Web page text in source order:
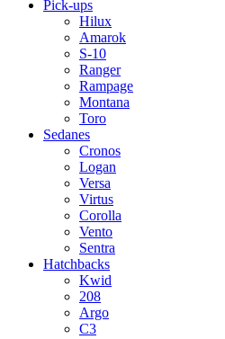
Pick-ups
Hilux
Amarok
S-10
Ranger
Rampage
Montana
Toro
Sedanes
Cronos
Logan
Versa
Virtus
Corolla
Vento
Sentra
Hatchbacks
Kwid
208
Argo
C3